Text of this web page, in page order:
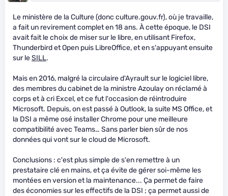
Le ministère de la Culture (donc culture.gouv.fr), où je travaille,
a fait un revirement complet en 18 ans. À cette époque, le DSI
avait fait le choix de miser sur le libre, en utilisant Firefox,
Thunderbird et Open puis LibreOffice, et en s'appuyant ensuite
sur leSILL.
Mais en 2016, malgré la circulaire d'Ayrault sur le logiciel libre,
des membres du cabinet de la ministre Azoulay on réclamé à
corps et à cri Excel, et ce fut l'occasion de réintroduire
Microsoft. Depuis, on est passé à Outlook, la suite MS Office, et
la DSI a même osé installer Chrome pour une meilleure
compatibilité avec Teams… Sans parler bien sûr de nos
données qui vont sur le cloud de Microsoft.
Conclusions : c'est plus simple de s'en remettre à un
prestataire clé en mains, et ça évite de gérer soi-même les
montées en version et la maintenance... Ça permet de faire
des économies sur les effectifs de la DSI ; ça permet aussi de